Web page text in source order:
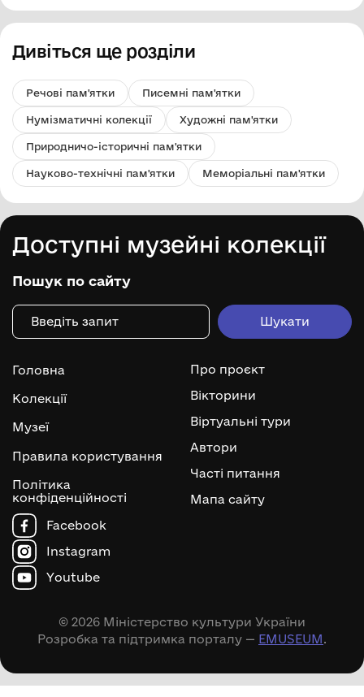
Дивіться ще розділи
Речові пам'ятки Писемні пам'ятки
Нумізматичні колекції Художні пам'ятки
Природничо-історичні пам'ятки
Науково-технічні пам'ятки Меморіальні пам'ятки
Доступні музейні колекції
Пошук по сайту
Головна
Колекції
Музеї
Правила користування
Політика
конфіденційності
Про проєкт
Вікторини
Віртуальні тури
Автори
Часті питання
Мапа сайту
Facebook
Instagram
Youtube
© 2026 Міністерство культури України
Розробка та підтримка порталу — EMUSEUM.